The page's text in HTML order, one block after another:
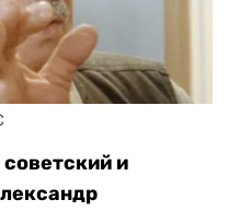
и